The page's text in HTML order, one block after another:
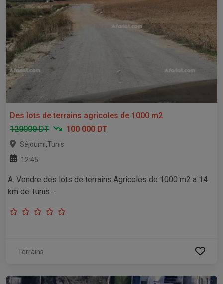
Des lots de terrains agricoles de 1000 m2
120000 DT
100 000 DT
Séjoumi,Tunis
12:45
A. Vendre des lots de terrains Agricoles de 1000 m2 a 14
km de Tunis ...
Terrains